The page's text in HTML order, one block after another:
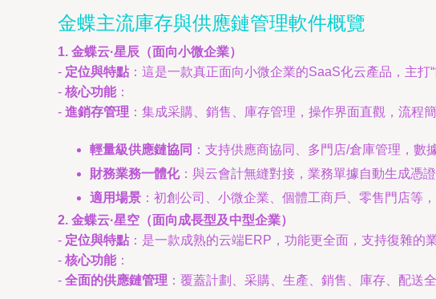
金蝶主流庫存與供應鏈管理軟件概覽
1. 金蝶云·星辰（面向小微企業）
- 定位與特點 ：這是一款真正面向小微企業的SaaS化云產品，主打“
- 核心功能：
- 進銷存管理 ：集成采購、銷售、庫存管理，操作界面直觀，流程
輕量級供應鏈協同 ：支持供應商協同、多門店/倉庫管理，數
財務業務一體化：與云會計無縫對接，業務單據自動生成憑證
適用場景 ：初創公司、小微企業、個體工商戶、零售門店等
2. 金蝶云·星空（面向成長型及中型企業）
- 定位與特點 ：是一款成熟的云端ERP，功能更全面，支持復雜的
- 核心功能：
- 全面的供應鏈管理 ：覆蓋計劃、采購、生產、銷售、庫存、配送